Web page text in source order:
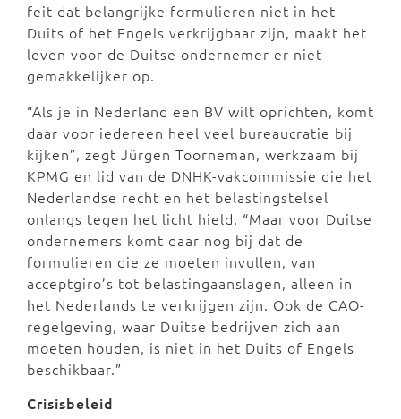
feit dat belangrijke formulieren niet in het
Duits of het Engels verkrijgbaar zijn, maakt het
leven voor de Duitse ondernemer er niet
gemakkelijker op.
“Als je in Nederland een BV wilt oprichten, komt
daar voor iedereen heel veel bureaucratie bij
kijken”, zegt Jürgen Toorneman, werkzaam bij
KPMG en lid van de DNHK-vakcommissie die het
Nederlandse recht en het belastingstelsel
onlangs tegen het licht hield. “Maar voor Duitse
ondernemers komt daar nog bij dat de
formulieren die ze moeten invullen, van
acceptgiro’s tot belastingaanslagen, alleen in
het Nederlands te verkrijgen zijn. Ook de CAO-
regelgeving, waar Duitse bedrijven zich aan
moeten houden, is niet in het Duits of Engels
beschikbaar.”
Crisisbeleid